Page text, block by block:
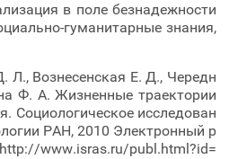
в поле безнадежности
гуманитарные знания,
Л., Вознесенская Е. Д., Чередн
Ф. А. Жизненные траектории
Социологическое исследован
РАН, 2010 Электронный р
www.isras.ru/publ.html?id=